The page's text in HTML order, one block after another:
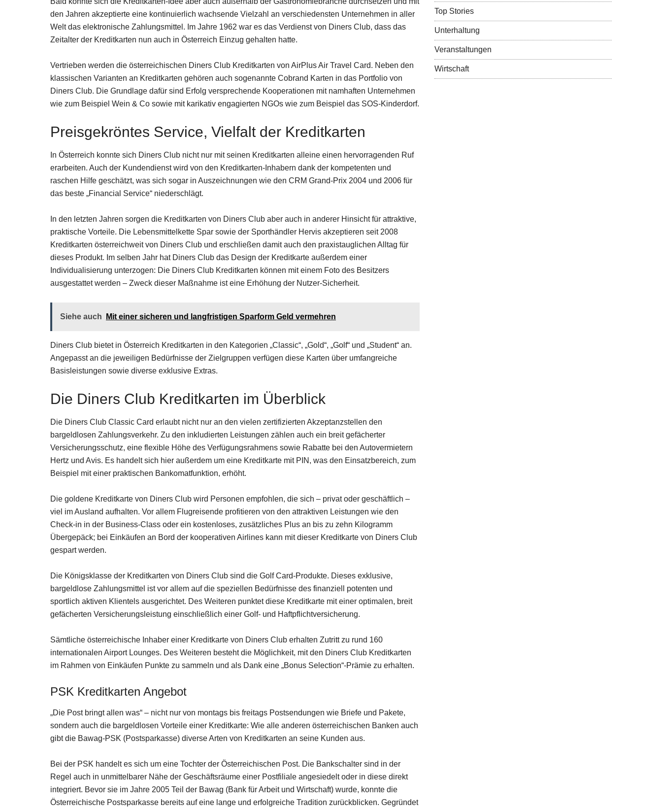
den Jahren akzeptierte eine kontinuierlich wachsende Vielzahl an verschiedensten Unternehmen in aller
Welt das elektronische Zahlungsmittel. Im Jahre 1962 war es das Verdienst von Diners Club, dass das
Zeitalter der Kreditkarten nun auch in Österreich Einzug gehalten hatte.
Vertrieben werden die österreichischen Diners Club Kreditkarten von AirPlus Air Travel Card. Neben den
klassischen Varianten an Kreditkarten gehören auch sogenannte Cobrand Karten in das Portfolio von
Diners Club. Die Grundlage dafür sind Erfolg versprechende Kooperationen mit namhaften Unternehmen
wie zum Beispiel Wein & Co sowie mit karikativ engagierten NGOs wie zum Beispiel das SOS-Kinderdorf.
Preisgekröntes Service, Vielfalt der Kreditkarten
In Österreich konnte sich Diners Club nicht nur mit seinen Kreditkarten alleine einen hervorragenden Ruf
erarbeiten. Auch der Kundendienst wird von den Kreditkarten-Inhabern dank der kompetenten und
raschen Hilfe geschätzt, was sich sogar in Auszeichnungen wie den CRM Grand-Prix 2004 und 2006 für
das beste „Financial Service“ niederschlägt.
In den letzten Jahren sorgen die Kreditkarten von Diners Club aber auch in anderer Hinsicht für attraktive,
praktische Vorteile. Die Lebensmittelkette Spar sowie der Sporthändler Hervis akzeptieren seit 2008
Kreditkarten österreichweit von Diners Club und erschließen damit auch den praxistauglichen Alltag für
dieses Produkt. Im selben Jahr hat Diners Club das Design der Kreditkarte außerdem einer
Individualisierung unterzogen: Die Diners Club Kreditkarten können mit einem Foto des Besitzers
ausgestattet werden – Zweck dieser Maßnahme ist eine Erhöhung der Nutzer-Sicherheit.
Siehe auch Mit einer sicheren und langfristigen Sparform Geld vermehren
Diners Club bietet in Österreich Kreditkarten in den Kategorien „Classic“, „Gold“, „Golf“ und „Student“ an.
Angepasst an die jeweiligen Bedürfnisse der Zielgruppen verfügen diese Karten über umfangreiche
Basisleistungen sowie diverse exklusive Extras.
Die Diners Club Kreditkarten im Überblick
Die Diners Club Classic Card erlaubt nicht nur an den vielen zertifizierten Akzeptanzstellen den
bargeldlosen Zahlungsverkehr. Zu den inkludierten Leistungen zählen auch ein breit gefächerter
Versicherungsschutz, eine flexible Höhe des Verfügungsrahmens sowie Rabatte bei den Autovermietern
Hertz und Avis. Es handelt sich hier außerdem um eine Kreditkarte mit PIN, was den Einsatzbereich, zum
Beispiel mit einer praktischen Bankomatfunktion, erhöht.
Die goldene Kreditkarte von Diners Club wird Personen empfohlen, die sich – privat oder geschäftlich –
viel im Ausland aufhalten. Vor allem Flugreisende profitieren von den attraktiven Leistungen wie den
Check-in in der Business-Class oder ein kostenloses, zusätzliches Plus an bis zu zehn Kilogramm
Übergepäck; bei Einkäufen an Bord der kooperativen Airlines kann mit dieser Kreditkarte von Diners Club
gespart werden.
Die Königsklasse der Kreditkarten von Diners Club sind die Golf Card-Produkte. Dieses exklusive,
bargeldlose Zahlungsmittel ist vor allem auf die speziellen Bedürfnisse des finanziell potenten und
sportlich aktiven Klientels ausgerichtet. Des Weiteren punktet diese Kreditkarte mit einer optimalen, breit
gefächerten Versicherungsleistung einschließlich einer Golf- und Haftpflichtversicherung.
Sämtliche österreichische Inhaber einer Kreditkarte von Diners Club erhalten Zutritt zu rund 160
internationalen Airport Lounges. Des Weiteren besteht die Möglichkeit, mit den Diners Club Kreditkarten
im Rahmen von Einkäufen Punkte zu sammeln und als Dank eine „Bonus Selection“-Prämie zu erhalten.
PSK Kreditkarten Angebot
„Die Post bringt allen was“ – nicht nur von montags bis freitags Postsendungen wie Briefe und Pakete,
sondern auch die bargeldlosen Vorteile einer Kreditkarte: Wie alle anderen österreichischen Banken auch
gibt die Bawag-PSK (Postsparkasse) diverse Arten von Kreditkarten an seine Kunden aus.
Bei der PSK handelt es sich um eine Tochter der Österreichischen Post. Die Bankschalter sind in der
Regel auch in unmittelbarer Nähe der Geschäftsräume einer Postfiliale angesiedelt oder in diese direkt
integriert. Bevor sie im Jahre 2005 Teil der Bawag (Bank für Arbeit und Wirtschaft) wurde, konnte die
Österreichische Postsparkasse bereits auf eine lange und erfolgreiche Tradition zurückblicken. Gegründet
Top Stories
Unterhaltung
Veranstaltungen
Wirtschaft